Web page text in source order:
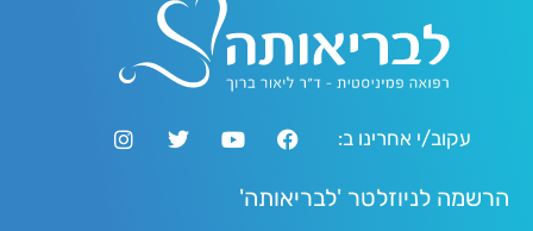
עקוב/י אחרינו ב:
הרשמה לניוזלטר 'לבריאותה'